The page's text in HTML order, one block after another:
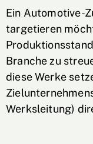
Ein Automotive-
targetieren
Branche zu
diese Werke
Werksleitung)